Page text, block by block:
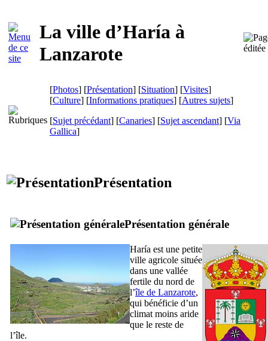
La ville d’Haría à
Lanzarote
[Photos] [Présentation] [Situation] [Visites]
[Culture] [Informations pratiques] [Autres sujets]
[Sujet précédant] [Canaries] [Sujet ascendant] [Via
Gallica]
Présentation
Présentation générale
Haría est une petite
ville agricole située
dans une vallée
fertile du nord de
l’île de Lanzarote,
qui bénéficie d’un
climat moins aride
que le reste de
l’île.